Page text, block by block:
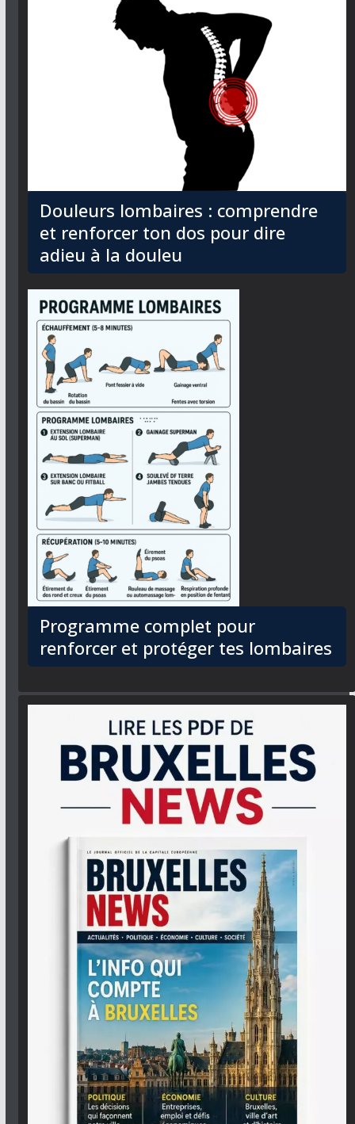
Douleurs lombaires : comprendre
et renforcer ton dos pour dire
adieu à la douleu
Programme complet pour
renforcer et protéger tes lombaires